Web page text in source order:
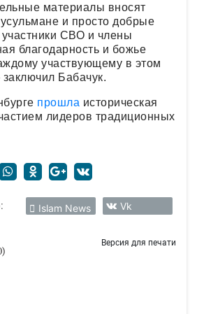
материалы вносят
и просто добрые
СВО и члены
благодарность и божье
участвующему в этом
Бабачук.
прошла историческая
лидеров традиционных
Islam News Vk
)
Версия для печати